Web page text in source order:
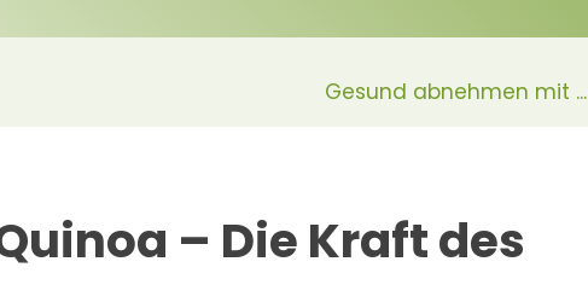
Gesund abnehmen mit ...
– Die Kraft des